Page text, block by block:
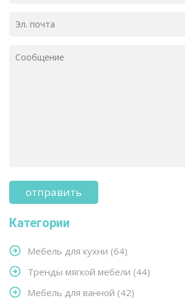
Категории
Мебель для кухни (64)
Тренды мягкой мебели (44)
Мебель для ванной (42)